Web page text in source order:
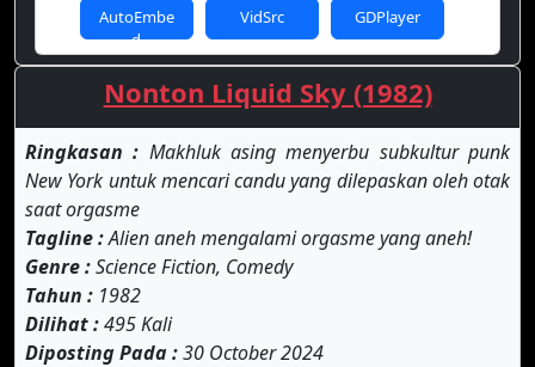
AutoEmbe
d
VidSrc GDPlayer
Nonton Liquid Sky (1982)
Ringkasan : Makhluk asing menyerbu subkultur punk
New York untuk mencari candu yang dilepaskan oleh otak
saat orgasme
Tagline :Alien aneh mengalami orgasme yang aneh!
Genre :Science Fiction, Comedy
Tahun : 1982
Dilihat :495 Kali
Diposting Pada :30 October 2024